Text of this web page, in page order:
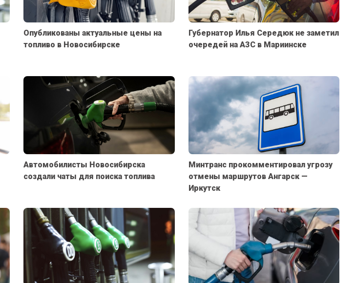
Опубликованы актуальные цены на
топливо в Новосибирске
Губернатор Илья Середюк не заметил
очередей на АЗС в Мариинске
Автомобилисты Новосибирска
создали чаты для поиска топлива
Минтранс прокомментировал угрозу
отмены маршрутов Ангарск —
Иркутск